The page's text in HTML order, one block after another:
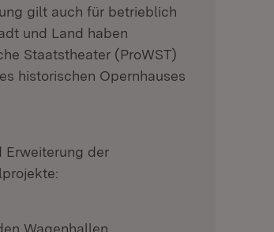
gilt auch für betrieblich
und Land haben
Staatstheater (ProWST)
historischen Opernhauses
Erweiterung der
Wagenhallen